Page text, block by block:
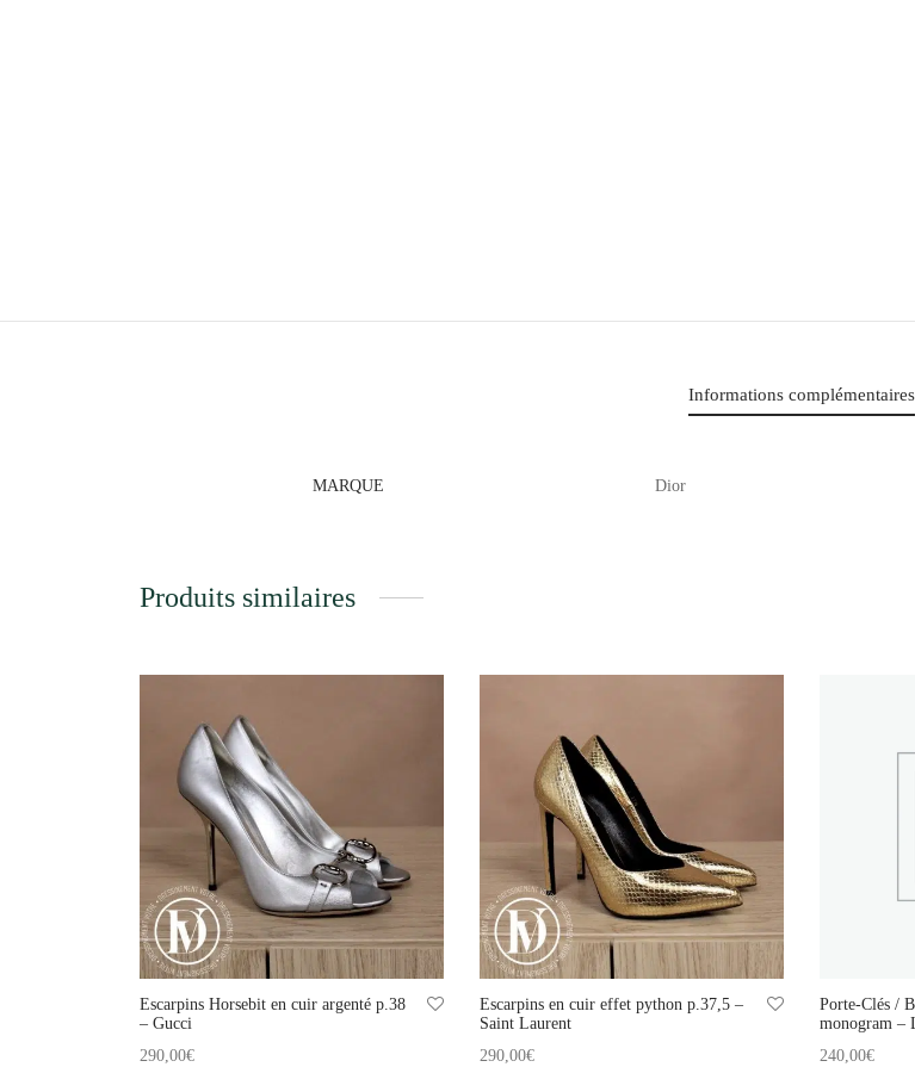
Informations complémentaires
MARQUE Dior
Produits similaires
Escarpins Horsebit en cuir argenté p.38
– Gucci
290,00€
Escarpins en cuir effet python p.37,5 –
Saint Laurent
290,00€
Porte-Clés /
monogram –
240,00€